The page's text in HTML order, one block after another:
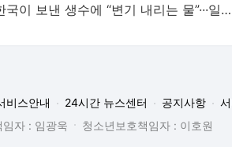
한국이 보낸 생수에 “변기 내리는 물”···일본의 ‘혐한’은 어떻게 일상이 됐나 [이윤정 기
비스안내 24시간 뉴스센터 공지사항
임자 : 임광욱
청소년보호책임자 : 이호원